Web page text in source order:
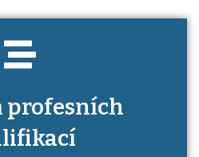
profesních